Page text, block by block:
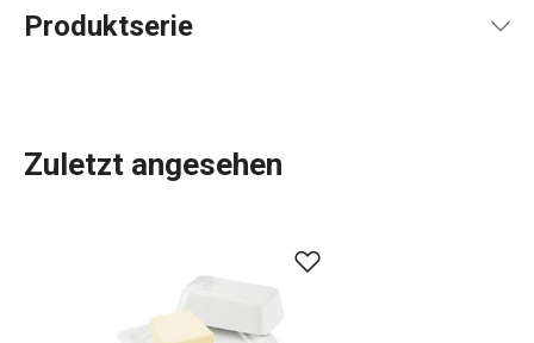
Gebrauchsanleitung & Sicherheitsinformationen
Produktserie
Kombinationsmöglichkeiten. Frühstück, Snacks und
festliche Leckereien kommen auf schneeweißem
Porzellan besonders gut zur Geltung. Ob Sie nun elegante
Zuletzt angesehen